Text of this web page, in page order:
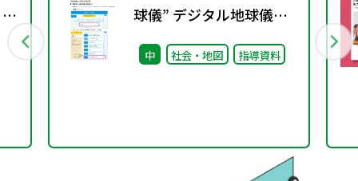
球儀” デジタル地球儀
『My Globe』
中 社会・地図 指導資料